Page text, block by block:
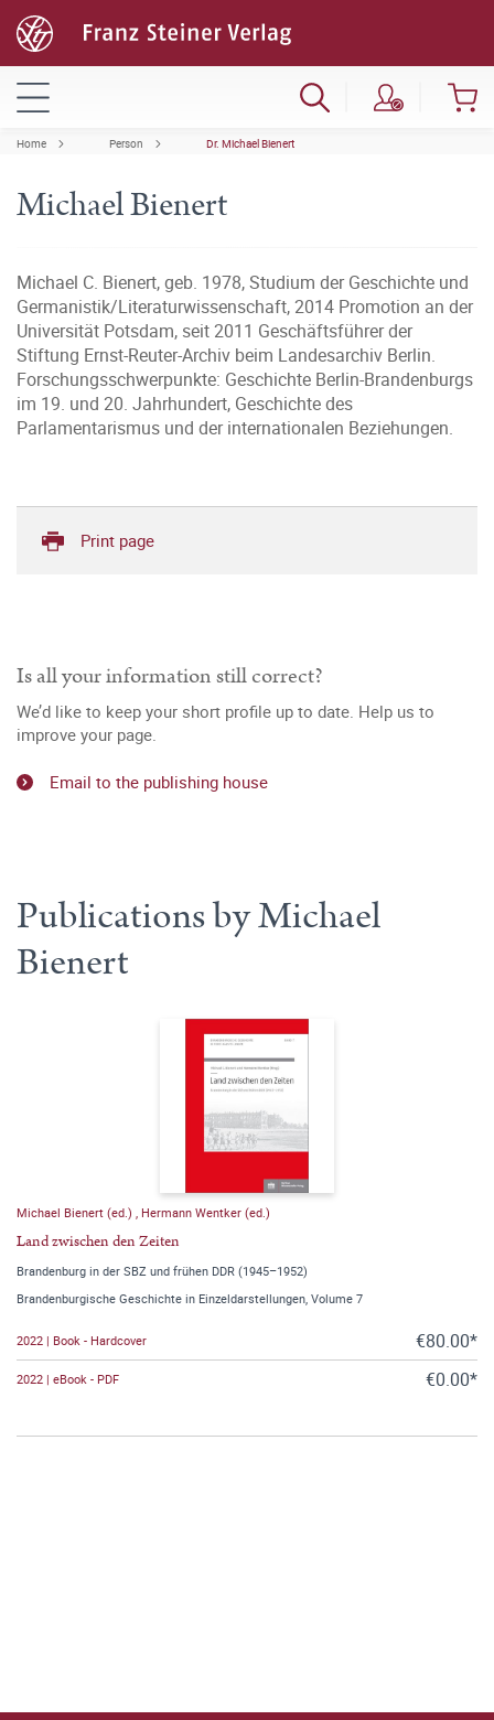
Home Person Dr. Michael Bienert
Michael Bienert
Michael C. Bienert, geb. 1978, Studium der Geschichte und
Germanistik/Literaturwissenschaft, 2014 Promotion an der
Universität Potsdam, seit 2011 Geschäftsführer der
Stiftung Ernst-Reuter-Archiv beim Landesarchiv Berlin.
Forschungsschwerpunkte: Geschichte Berlin-Brandenburgs
im 19. und 20. Jahrhundert, Geschichte des
Parlamentarismus und der internationalen Beziehungen.
Print page
Is all your information still correct?
We’d like to keep your short profile up to date. Help us to
improve your page.
Email to the publishing house
Publications by Michael
Bienert
Michael Bienert (ed.) Hermann Wentker (ed.)
Land zwischen den Zeiten
Brandenburg in der SBZ und frühen DDR (1945–1952)
Brandenburgische Geschichte in Einzeldarstellungen, Volume 7
2022 | Book - Hardcover €80.00*
2022 | eBook - PDF €0.00*